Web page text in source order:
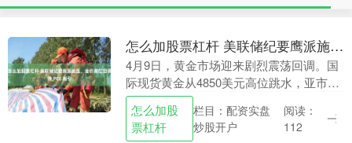
怎么加股票杠杆 美联储纪要鹰派施压，金价高位回调待 PCE 指引
4月9日，黄金市场迎来剧烈震荡回调。国
际现货黄金从4850美元高位跳水，亚市尾
盘报4718美元/盎司，日内跌幅超2.3%；
国内黄金T+D、沪金同步走低怎么加股
票....
怎么加股
票杠杆
栏目：配资实盘
炒股开户
阅读：
112